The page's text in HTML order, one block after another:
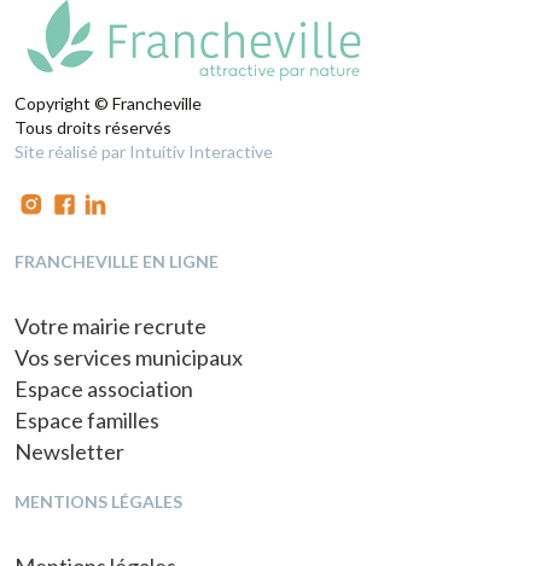
Copyright © Francheville
Tous droits réservés
Site réalisé par Intuitiv Interactive
FRANCHEVILLE EN LIGNE
Votre mairie recrute
Vos services municipaux
Espace association
Espace familles
Newsletter
MENTIONS LÉGALES